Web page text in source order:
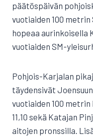
päätöspäivän
vuotiaiden 100
hopeaa aurinkoisella
vuotiaiden SM-
Pohjois-Karjalan
täydensivät
vuotiaiden 100
11,10 sekä Katajan
aitojen pronssilla.